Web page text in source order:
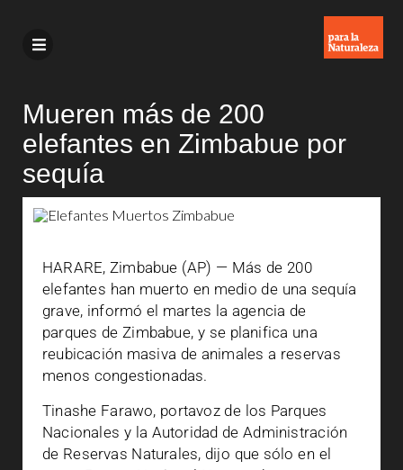
Mueren más de 200
elefantes en Zimbabue por
sequía
HARARE, Zimbabue (AP) — Más de 200
elefantes han muerto en medio de una sequía
grave, informó el martes la agencia de
parques de Zimbabue, y se planifica una
reubicación masiva de animales a reservas
menos congestionadas.
Tinashe Farawo, portavoz de los Parques
Nacionales y la Autoridad de Administración
de Reservas Naturales, dijo que sólo en el